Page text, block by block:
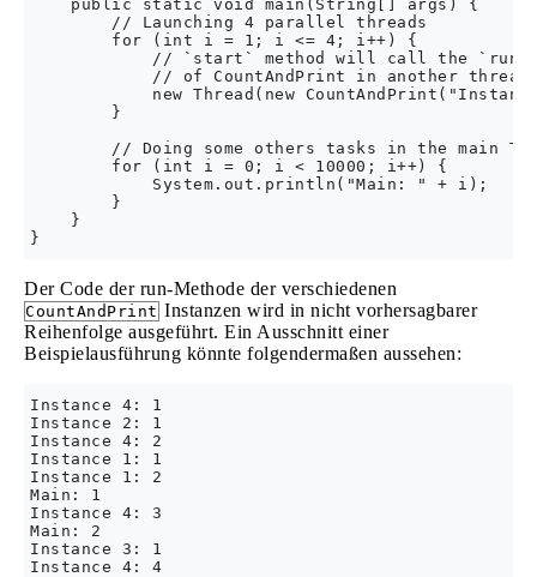
    public static void main(String[] args) {
        // Launching 4 parallel threads
        for (int i = 1; i <= 4; i++) {
// `start` method will call the
            // of CountAndPrint in another thread
new Thread(new
        }
// Doing some others tasks in the main
        for (int i = 0; i < 10000; i++) {
            System.out.println("Main: " + i);
        }
    }
Der Code der run-Methode der verschiedenen
CountAndPrint Instanzen wird in nicht vorhersagbarer
Reihenfolge ausgeführt. Ein Ausschnitt einer
Beispielausführung könnte folgendermaßen aussehen:
Instance 4: 1
Instance 2: 1
Instance 4: 2
Instance 1: 1
Instance 1: 2
Main: 1
Instance 4: 3
Main: 2
Instance 3: 1
Instance 4: 4